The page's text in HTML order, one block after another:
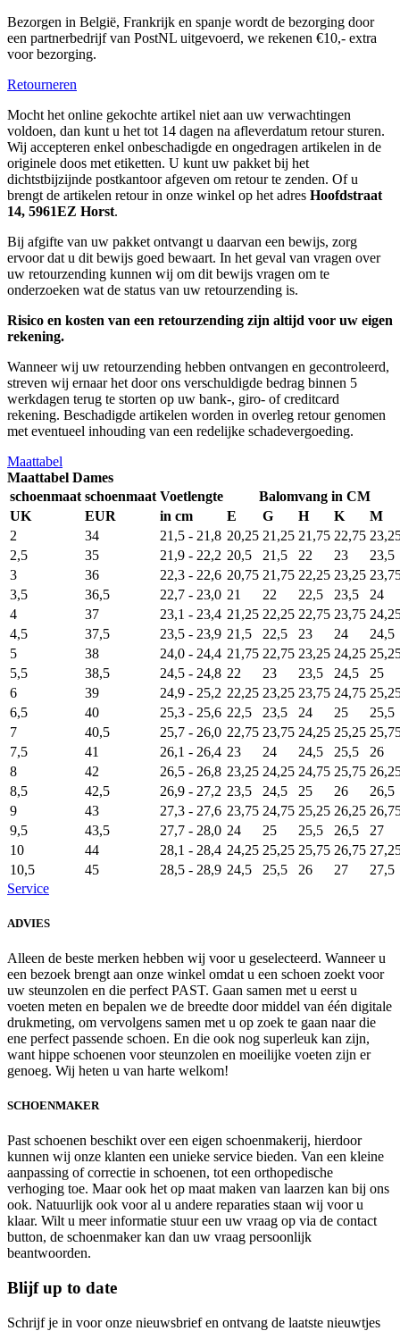
Bezorgen in België, Frankrijk en spanje wordt de bezorging door
een partnerbedrijf van PostNL uitgevoerd, we rekenen €10,- extra
voor bezorging.
Retourneren
Mocht het online gekochte artikel niet aan uw verwachtingen
voldoen, dan kunt u het tot 14 dagen na afleverdatum retour sturen.
Wij accepteren enkel onbeschadigde en ongedragen artikelen in de
originele doos met etiketten. U kunt uw pakket bij het
dichtstbijzijnde postkantoor afgeven om retour te zenden. Of u
brengt de artikelen retour in onze winkel op het adres Hoofdstraat
14, 5961EZ Horst.
Bij afgifte van uw pakket ontvangt u daarvan een bewijs, zorg
ervoor dat u dit bewijs goed bewaart. In het geval van vragen over
uw retourzending kunnen wij om dit bewijs vragen om te
onderzoeken wat de status van uw retourzending is.
Risico en kosten van een retourzending zijn altijd voor uw eigen
rekening.
Wanneer wij uw retourzending hebben ontvangen en gecontroleerd,
streven wij ernaar het door ons verschuldigde bedrag binnen 5
werkdagen terug te storten op uw bank-, giro- of creditcard
rekening. Beschadigde artikelen worden in overleg retour genomen
met eventueel inhouding van een redelijke schadevergoeding.
Maattabel
Maattabel Dames
schoenmaat schoenmaat Voetlengte
Balomvang in CM
UK
EUR in cm E G H K
M
2
34 21,5 - 21,8 20,25 21,25 21,75 22,75
2,5
35 21,9 - 22,2 20,5 21,5 22 23
23,5
3
36 22,3 - 22,6 20,75 21,75 22,25 23,25
3,5
36,5 22,7 - 23,0 21 22 22,5 23,5
24
4
37 23,1 - 23,4 21,25 22,25 22,75 23,75
4,5
37,5 23,5 - 23,9 21,5 22,5 23 24
24,5
5
38 24,0 - 24,4 21,75 22,75 23,25 24,25
5,5
38,5 24,5 - 24,8 22 23 23,5 24,5
25
6
39 24,9 - 25,2 22,25 23,25 23,75 24,75
6,5
40 25,3 - 25,6 22,5 23,5 24 25
25,5
7
40,5 25,7 - 26,0 22,75 23,75 24,25 25,25
7,5
41 26,1 - 26,4 23 24 24,5 25,5
26
8
42 26,5 - 26,8 23,25 24,25 24,75 25,75
8,5
42,5 26,9 - 27,2 23,5 24,5 25 26
26,5
9
43 27,3 - 27,6 23,75 24,75 25,25 26,25
9,5
43,5 27,7 - 28,0 24 25 25,5 26,5
27
10
44 28,1 - 28,4 24,25 25,25 25,75 26,75
10,5
45 28,5 - 28,9 24,5 25,5 26 27
27,5
Service
ADVIES
Alleen de beste merken hebben wij voor u geselecteerd. Wanneer u
een bezoek brengt aan onze winkel omdat u een schoen zoekt voor
uw steunzolen en die perfect PAST. Gaan samen met u eerst u
voeten meten en bepalen we de breedte door middel van één digitale
drukmeting, om vervolgens samen met u op zoek te gaan naar die
ene perfect passende schoen. En die ook nog superleuk kan zijn,
want hippe schoenen voor steunzolen en moeilijke voeten zijn er
genoeg. Wij heten u van harte welkom!
SCHOENMAKER
Past schoenen beschikt over een eigen schoenmakerij, hierdoor
kunnen wij onze klanten een unieke service bieden. Van een kleine
aanpassing of correctie in schoenen, tot een orthopedische
verhoging toe. Maar ook het op maat maken van laarzen kan bij ons
ook. Natuurlijk ook voor al u andere reparaties staan wij voor u
klaar. Wilt u meer informatie stuur een uw vraag op via de contact
button, de schoenmaker kan dan uw vraag persoonlijk
beantwoorden.
Blijf up to date
Schrijf je in voor onze nieuwsbrief en ontvang de laatste nieuwtjes